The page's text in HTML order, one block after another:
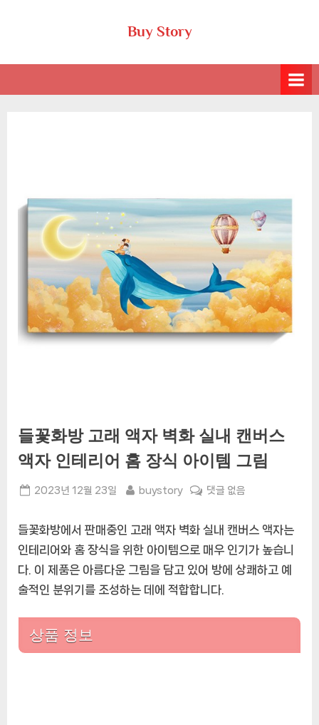
Buy Story
들꽃화방 고래 액자 벽화 실내 캔버스
액자 인테리어 홈 장식 아이템 그림
Posted
2023년 12월 23일 By
buystory
들
화
방
고
래
액
벽
실
댓글 없음
들꽃화방에서 판매중인 고래 액자 벽화 실내 캔버스 액자는
인테리어와 홈 장식을 위한 아이템으로 매우 인기가 높습니
다. 이 제품은 아름다운 그림을 담고 있어 방에 상쾌하고 예
술적인 분위기를 조성하는 데에 적합합니다.
상품 정보